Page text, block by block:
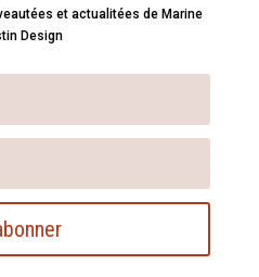
et actualitées de Marine
Design